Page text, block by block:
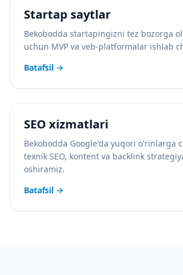
Startap saytlar
Bekobodda startapingizni tez bozorga
uchun MVP va veb-platformalar ishlab
Batafsil →
SEO xizmatlari
Bekobodda Google'da yuqori o'rinlarga
texnik SEO, kontent va backlink
oshiramiz.
Batafsil →